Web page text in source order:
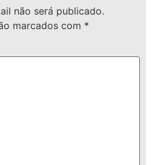
não será publicado.
marcados com *